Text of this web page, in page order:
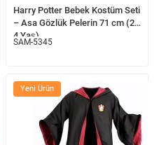
Harry Potter Bebek Kostüm Seti
– Asa Gözlük Pelerin 71 cm (2-
4 Yaş)
SAM-5345
Yeni Ürün